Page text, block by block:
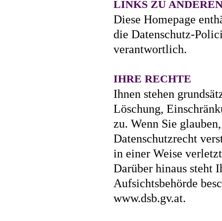
LINKS ZU
Diese Homepage
die Datenschutz-
verantwortlich.
IHRE RECHTE
Ihnen stehen
Löschung,
zu. Wenn Sie
Datenschutzrecht
in einer Weise
Darüber hinaus steht
Aufsichtsbehörde
www.dsb.gv.at.